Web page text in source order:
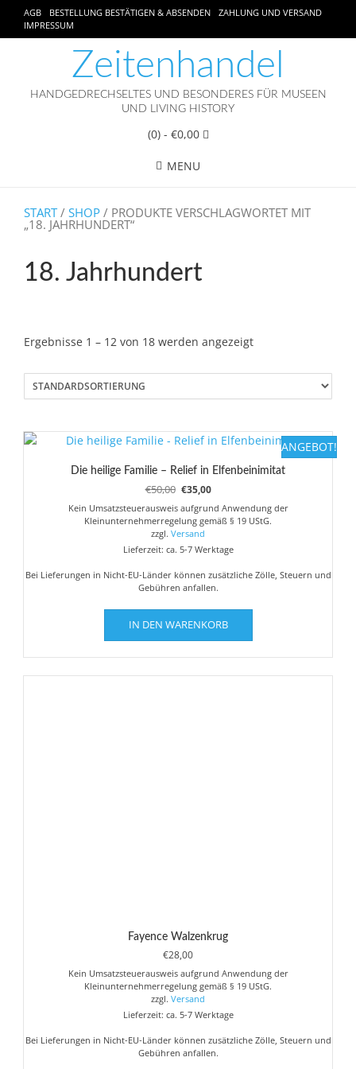
AGB BESTELLUNG BESTÄTIGEN & ABSENDEN
ZAHLUNG UND VERSAND
IMPRESSUM
Zeitenhandel
HANDGEDRECHSELTES UND BESONDERES FÜR MUSEEN
UND LIVING HISTORY
(0)- €0,00
MENU
START/ SHOP / PRODUKTE VERSCHLAGWORTET MIT
„18. JAHRHUNDERT“
18. Jahrhundert
Ergebnisse 1 – 12 von 18 werden angezeigt
ANGEBOT!
Die heilige Familie – Relief in Elfenbeinimitat
€50,00 Ursprünglicher
Preis
war:
€50,00
€35,00Aktueller
Preis
ist:
Kein Umsatzsteuerausweis aufgrund Anwendung der
Kleinunternehmerregelung gemäß § 19 UStG.
zzgl. Versand
Lieferzeit: ca. 5-7 Werktage
Bei Lieferungen in Nicht-EU-Länder können zusätzliche Zölle, Steuern und
Gebühren anfallen.
IN DEN WARENKORB
Fayence Walzenkrug
€28,00
Kein Umsatzsteuerausweis aufgrund Anwendung der
Kleinunternehmerregelung gemäß § 19 UStG.
zzgl. Versand
Lieferzeit: ca. 5-7 Werktage
Bei Lieferungen in Nicht-EU-Länder können zusätzliche Zölle, Steuern und
Gebühren anfallen.